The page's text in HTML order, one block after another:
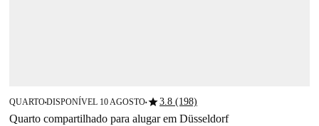
QUARTO■DISPONÍVEL 10 AGOSTO■star3.8 (198)
Quarto compartilhado para alugar em Düsseldorf